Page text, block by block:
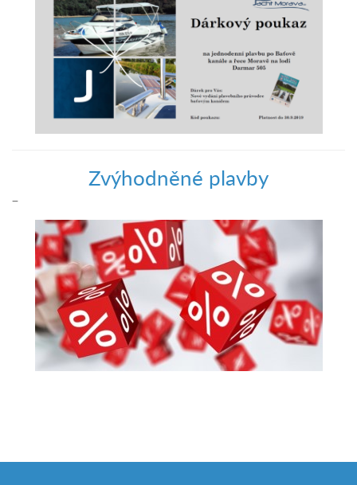
Zvýhodněné plavby
–